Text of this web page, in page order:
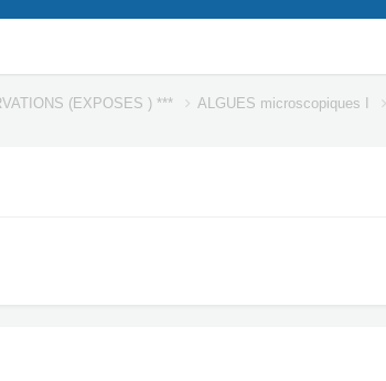
(EXPOSES ) *** ALGUES microscopiques I